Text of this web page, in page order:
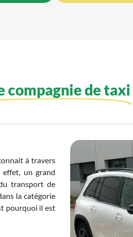
compagnie de taxi
à travers
effet, un grand
transport de
la catégorie
pourquoi il est